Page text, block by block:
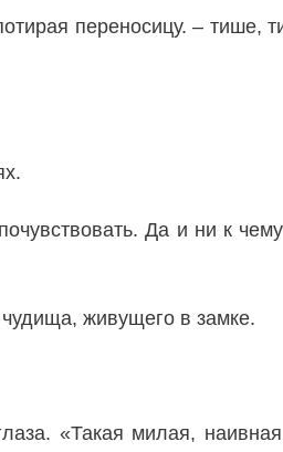
переносицу. – тише,
Да и ни к
живущего в замке.
«Такая милая,